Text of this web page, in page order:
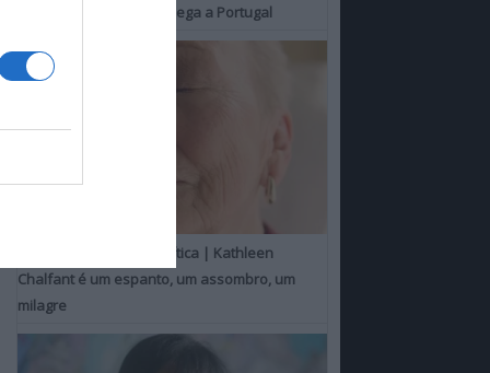
Campeão de Cannes chega a Portugal
Um Toque Familiar, a Crítica | Kathleen
Chalfant é um espanto, um assombro, um
milagre